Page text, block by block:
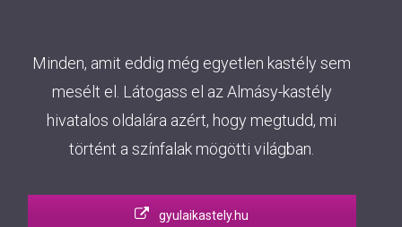
Minden, amit eddig még egyetlen kastély sem
mesélt el. Látogass el az Almásy-kastély
hivatalos oldalára azért, hogy megtudd, mi
történt a színfalak mögötti világban.
gyulaikastely.hu